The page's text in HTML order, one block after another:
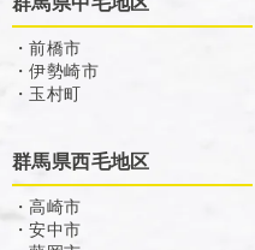
・前橋市
・伊勢崎市
・玉村町
群馬県西毛地区
・高崎市
・安中市